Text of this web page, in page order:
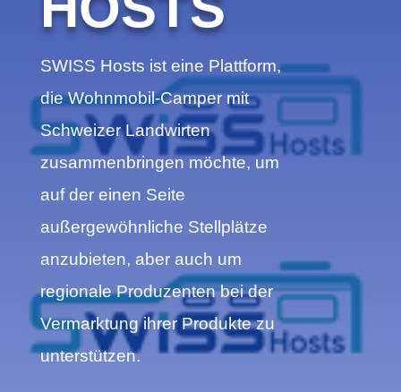
SWISS Hosts ist eine Plattform,
die Wohnmobil-Camper mit
Schweizer Landwirten
zusammenbringen möchte, um
auf der einen Seite
außergewöhnliche Stellplätze
anzubieten, aber auch um
regionale Produzenten bei der
Vermarktung ihrer Produkte zu
unterstützen.